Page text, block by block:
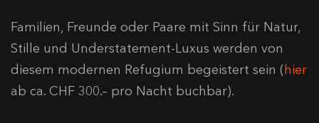
Familien, Freunde oder Paare mit Sinn für Natur,
Stille und Understatement-Luxus werden von
diesem modernen Refugium begeistert sein ( hier
ab ca. CHF 300.– pro Nacht buchbar).